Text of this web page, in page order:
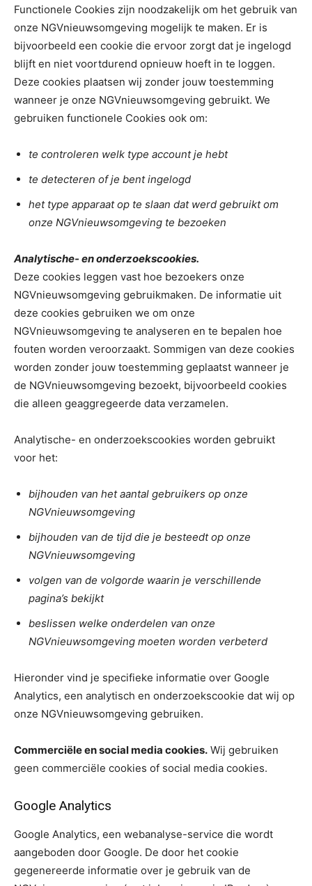
Functionele Cookies zijn noodzakelijk om het gebruik van
onze NGVnieuwsomgeving mogelijk te maken. Er is
bijvoorbeeld een cookie die ervoor zorgt dat je ingelogd
blijft en niet voortdurend opnieuw hoeft in te loggen.
Deze cookies plaatsen wij zonder jouw toestemming
wanneer je onze NGVnieuwsomgeving gebruikt. We
gebruiken functionele Cookies ook om:
te controleren welk type account je hebt
te detecteren of je bent ingelogd
het type apparaat op te slaan dat werd gebruikt om
onze NGVnieuwsomgeving te bezoeken
Analytische- en onderzoekscookies.
Deze cookies leggen vast hoe bezoekers onze
NGVnieuwsomgeving gebruikmaken. De informatie uit
deze cookies gebruiken we om onze
NGVnieuwsomgeving te analyseren en te bepalen hoe
fouten worden veroorzaakt. Sommigen van deze cookies
worden zonder jouw toestemming geplaatst wanneer je
de NGVnieuwsomgeving bezoekt, bijvoorbeeld cookies
die alleen geaggregeerde data verzamelen.
Analytische- en onderzoekscookies worden gebruikt
voor het:
bijhouden van het aantal gebruikers op onze
NGVnieuwsomgeving
bijhouden van de tijd die je besteedt op onze
NGVnieuwsomgeving
volgen van de volgorde waarin je verschillende
pagina’s bekijkt
beslissen welke onderdelen van onze
NGVnieuwsomgeving moeten worden verbeterd
Hieronder vind je specifieke informatie over Google
Analytics, een analytisch en onderzoekscookie dat wij op
onze NGVnieuwsomgeving gebruiken.
Commerciële en social media cookies. Wij gebruiken
geen commerciële cookies of social media cookies.
Google Analytics
Google Analytics, een webanalyse-service die wordt
aangeboden door Google. De door het cookie
gegenereerde informatie over je gebruik van de